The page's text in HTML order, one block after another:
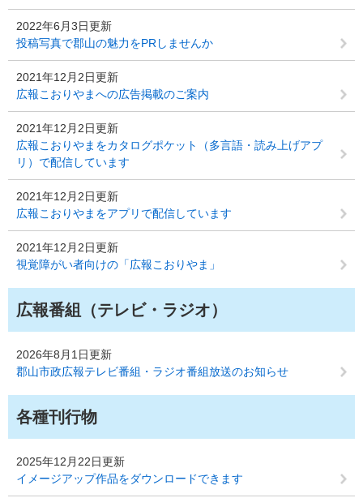
2022年6月3日更新
投稿写真で郡山の魅力をPRしませんか
2021年12月2日更新
広報こおりやまへの広告掲載のご案内
2021年12月2日更新
広報こおりやまをカタログポケット（多言語・読み上げアプ
リ）で配信しています
2021年12月2日更新
広報こおりやまをアプリで配信しています
2021年12月2日更新
視覚障がい者向けの「広報こおりやま」
広報番組（テレビ・ラジオ）
2026年8月1日更新
郡山市政広報テレビ番組・ラジオ番組放送のお知らせ
各種刊行物
2025年12月22日更新
イメージアップ作品をダウンロードできます